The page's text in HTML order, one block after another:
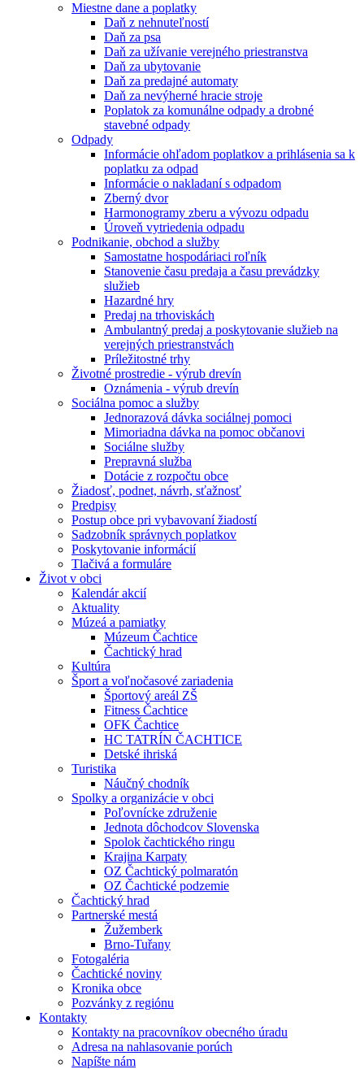
Miestne dane a poplatky
Daň z nehnuteľností
Daň za psa
Daň za užívanie verejného priestranstva
Daň za ubytovanie
Daň za predajné automaty
Daň za nevýherné hracie stroje
Poplatok za komunálne odpady a drobné
stavebné odpady
Odpady
Informácie ohľadom poplatkov a prihlásenia sa k
poplatku za odpad
Informácie o nakladaní s odpadom
Zberný dvor
Harmonogramy zberu a vývozu odpadu
Úroveň vytriedenia odpadu
Podnikanie, obchod a služby
Samostatne hospodáriaci roľník
Stanovenie času predaja a času prevádzky
služieb
Hazardné hry
Predaj na trhoviskách
Ambulantný predaj a poskytovanie služieb na
verejných priestranstvách
Príležitostné trhy
Životné prostredie - výrub drevín
Oznámenia - výrub drevín
Sociálna pomoc a služby
Jednorazová dávka sociálnej pomoci
Mimoriadna dávka na pomoc občanovi
Sociálne služby
Prepravná služba
Dotácie z rozpočtu obce
Žiadosť, podnet, návrh, sťažnosť
Predpisy
Postup obce pri vybavovaní žiadostí
Sadzobník správnych poplatkov
Poskytovanie informácií
Tlačivá a formuláre
Život v obci
Kalendár akcií
Aktuality
Múzeá a pamiatky
Múzeum Čachtice
Čachtický hrad
Kultúra
Šport a voľnočasové zariadenia
Športový areál ZŠ
Fitness Čachtice
OFK Čachtice
HC TATRÍN ČACHTICE
Detské ihriská
Turistika
Náučný chodník
Spolky a organizácie v obci
Poľovnícke združenie
Jednota dôchodcov Slovenska
Spolok čachtického ringu
Krajina Karpaty
OZ Čachtický polmaratón
OZ Čachtické podzemie
Čachtický hrad
Partnerské mestá
Žužemberk
Brno-Tuřany
Fotogaléria
Čachtické noviny
Kronika obce
Pozvánky z regiónu
Kontakty
Kontakty na pracovníkov obecného úradu
Adresa na nahlasovanie porúch
Napíšte nám